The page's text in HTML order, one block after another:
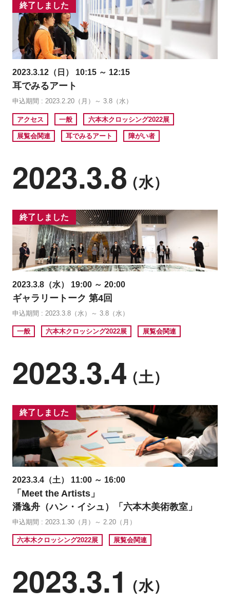
終了しました
2023.3.12（日） 10:15 ～ 12:15
耳でみるアート
申込期間 : 2023.2.20（月）～ 3.8（水）
アクセス 一般 六本木クロッシング2022展
展覧会関連 耳でみるアート 障がい者
2023.3.8（水）
終了しました
2023.3.8（水） 19:00 ～ 20:00
ギャラリートーク 第4回
申込期間 : 2023.3.8（水）～ 3.8（水）
一般 六本木クロッシング2022展 展覧会関連
2023.3.4（土）
終了しました
2023.3.4（土） 11:00 ～ 16:00
「Meet the Artists」
潘逸舟（ハン・イシュ）「六本木美術教室」
申込期間 : 2023.1.30（月）～ 2.20（月）
六本木クロッシング2022展 展覧会関連
2023.3.1 （水）